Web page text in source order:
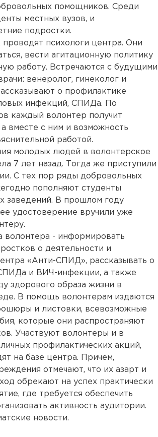
помощников. Среди
местных вузов, и
подростки.
проводят психологи центра. Они
вести агитационную политику
работу. Встречаются с будущими
венеролог, гинеколог и
о профилактике
инфекций, СПИДа. По
каждый волонтер получит
вместе с ним и возможность
работой.
молодых людей в волонтерское
7 лет назад. Тогда же приступили
C тех пор ряды добровольных
пополняют студенты
заведений. В прошлом году
удостоверение вручили уже
волонтера - информировать
о деятельности и
«Анти-СПИД», рассказывать о
и ВИЧ-инфекции, а также
здорового образа жизни в
В помощь волонтерам издаются
и листовки, всевозможные
которые они распространяют
Участвуют волонтеры и в
профилактических акций,
на базе центра. Причем,
отмечают, что их азарт и
обрекают на успех практически
где требуется обеспечить
активность аудитории.
новости.